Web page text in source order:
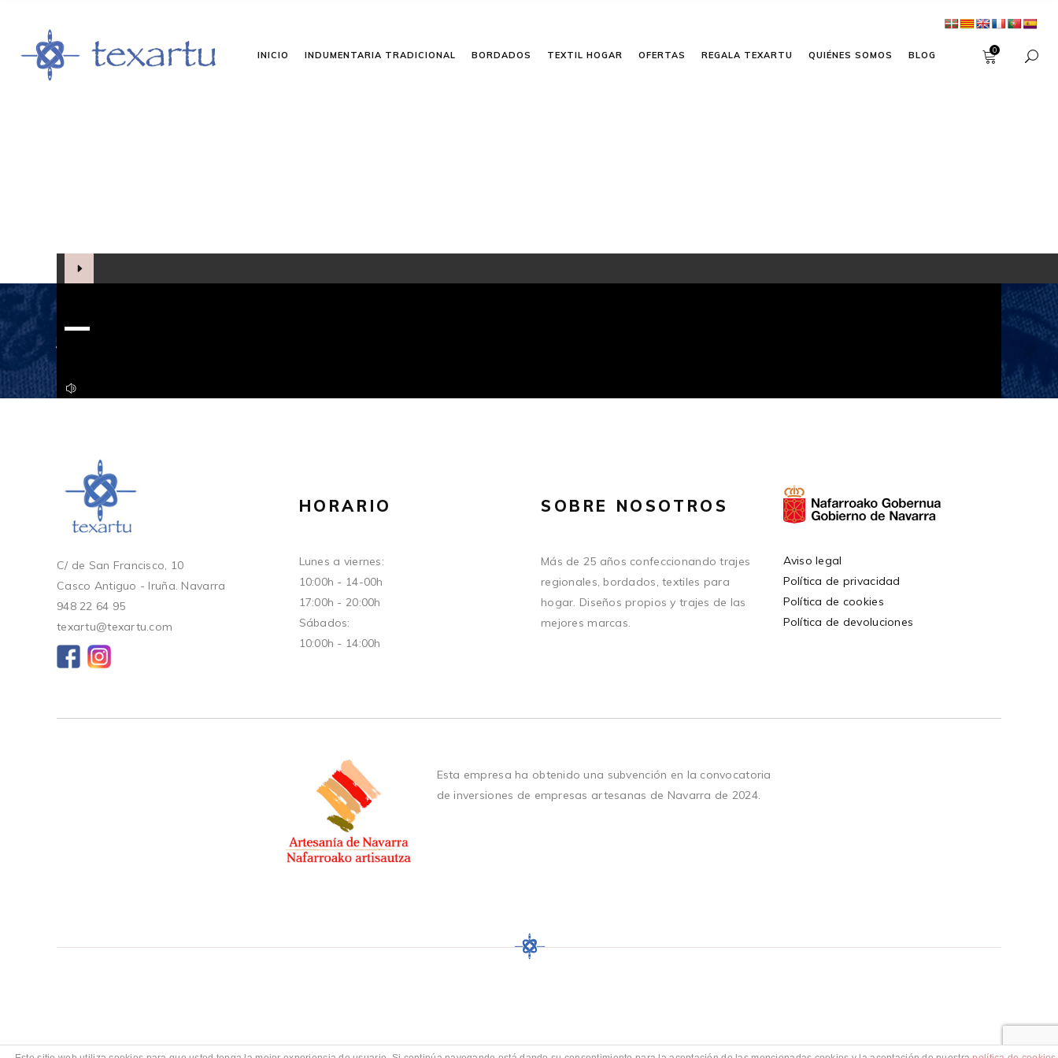
INICIO INDUMENTARIA TRADICIONAL BORDADOS TEXTIL HOGAR OFERTAS REGALA TEXARTU QUIÉNES SOMOS BLOG 0
Reproductor
de
C/ de San Francisco, 10
Casco Antiguo - Iruña. Navarra
948 22 64 95
texartu@texartu.com
HORARIO
Lunes a viernes:
10:00h - 14-00h
17:00h - 20:00h
Sábados:
10:00h - 14:00h
SOBRE NOSOTROS
Más de 25 años confeccionando trajes
regionales, bordados, textiles para
hogar. Diseños propios y trajes de las
mejores marcas.
Aviso legal
Política de privacidad
Política de cookies
Política de devoluciones
Esta empresa ha obtenido una subvención en la convocatoria
de inversiones de empresas artesanas de Navarra de 2024.